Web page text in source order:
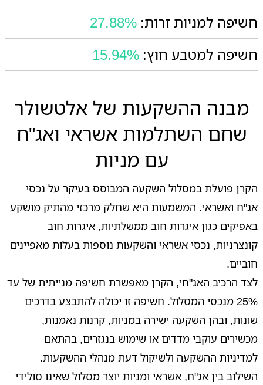
חשיפה למניות זרות: 27.88%
חשיפה למטבע חוץ: 15.94%
מבנה ההשקעות של אלטשולר
שחם השתלמות אשראי ואג"ח
עם מניות
הקרן פועלת במסלול השקעה המבוסס בעיקר על נכסי
אג"ח ואשראי. המשמעות היא שחלק מרכזי מהתיק מושקע
באפיקים כגון איגרות חוב ממשלתיות, איגרות חוב
קונצרניות, נכסי אשראי והשקעות נוספות בעלות מאפיינים
חוביים.
לצד הרכיב האג"חי, הקרן מאפשרת חשיפה מנייתית של עד
25% מנכסי המסלול. חשיפה זו יכולה להתבצע בדרכים
שונות, ובהן השקעה ישירה במניות, קרנות נאמנות,
מכשירים עוקבי מדדים או שימוש בנגזרים, בהתאם
למדיניות ההשקעה ולשיקול דעת מנהלי ההשקעות.
השילוב בין אג"ח, אשראי ומניות יוצר מסלול שאינו סולידי